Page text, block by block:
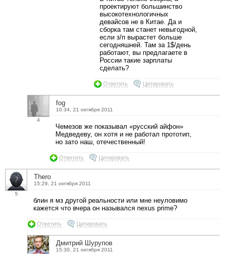
проектируют большинство
высокотехнологичных
девайсов не в Китае. Да и
сборка там станет невыгодной,
если з/п вырастет больше
сегодняшней. Там за 1$/день
работают, вы предлагаете в
России такие зарплаты
сделать?
Ответить Цитировать
4
fog
10:34, 21 октября 2011
Чемезов же показывал «русский айфон»
Медведеву, он хотя и не работал прототип,
но зато наш, отечественный!
Ответить Цитировать
5
Thero
15:29, 21 октября 2011
блин я мз другой реальности или мне неуловимо
кажется что вчера он назывался nexus prime?
Ответить Цитировать
Дмитрий Шурупов
15:30, 21 октября 2011